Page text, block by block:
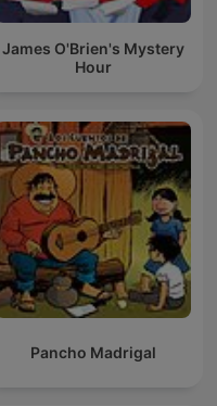
James O'Brien's Mystery
Hour
Pancho Madrigal